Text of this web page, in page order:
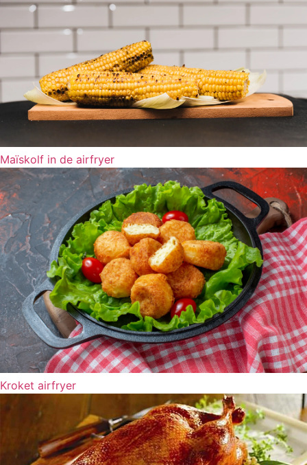
Maïskolf in de airfryer
Kroket airfryer